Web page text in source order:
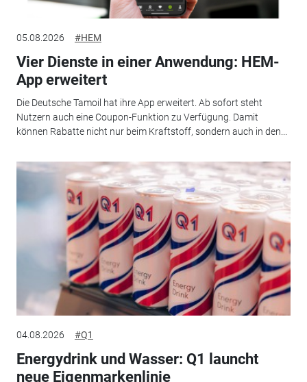
05.08.2026 #HEM
Vier Dienste in einer Anwendung: HEM-
App erweitert
Die Deutsche Tamoil hat ihre App erweitert. Ab sofort steht
Nutzern auch eine Coupon-Funktion zu Verfügung. Damit
können Rabatte nicht nur beim Kraftstoff, sondern auch in den...
04.08.2026 #Q1
Energydrink und Wasser: Q1 launcht
neue Eigenmarkenlinie